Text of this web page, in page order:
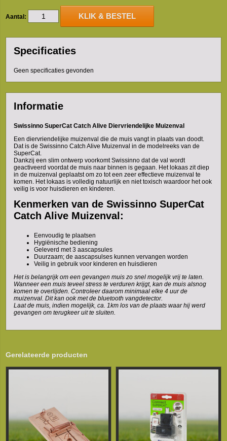
Aantal: KLIK & BESTEL
Informatie
Swissinno SuperCat Catch Alive Diervriendelijke Muizenval
Een diervriendelijke muizenval die de muis vangt in plaats van doodt.
Dat is de Swissinno Catch Alive Muizenval in de modelreeks van de
SuperCat.
Dankzij een slim ontwerp voorkomt Swissinno dat de val wordt
geactiveerd voordat de muis naar binnen is gegaan. Het lokaas zit diep
in de muizenval geplaatst om zo tot een zeer effectieve muizenval te
komen. Het lokaas is volledig natuurlijk en niet toxisch waardoor het ook
veilig is voor huisdieren en kinderen.
Kenmerken van de Swissinno SuperCat
Catch Alive Muizenval:
Eenvoudig te plaatsen
Hygiënische bediening
Geleverd met 3 aascapsules
Duurzaam; de aascapsulses kunnen vervangen worden
Veilig in gebruik voor kinderen en huisdieren
Het is belangrijk om een gevangen muis zo snel mogelijk vrij te laten.
Wanneer een muis teveel stress te verduren krijgt, kan de muis alsnog
komen te overlijden. Controleer daarom minimaal elke 4 uur de
muizenval. Dit kan ook met de bluetooth vangdetector.
Laat de muis, indien mogelijk, ca. 1km los van de plaats waar hij werd
gevangen om terugkeer uit te sluiten.
Specificaties
Geen specificaties gevonden
Gerelateerde producten